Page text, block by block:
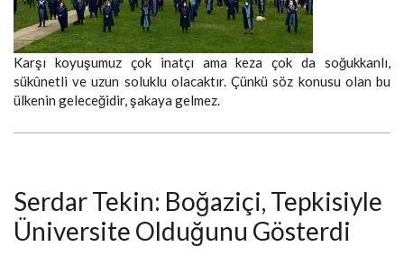
Karşı koyuşumuz çok inatçı ama keza çok da soğukkanlı,
sükûnetli ve uzun soluklu olacaktır. Çünkü söz konusu olan bu
ülkenin geleceğidir, şakaya gelmez.
Serdar Tekin: Boğaziçi, Tepkisiyle
Üniversite Olduğunu Gösterdi